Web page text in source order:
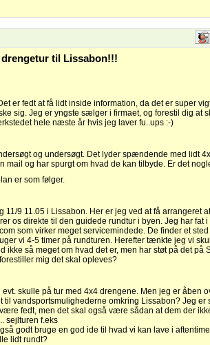
til Lissabon!!!
er fedt at få lidt inside information, da det er super
sig. Jeg er yngste sælger i firmaet, og forestil dig at
hele næste år hvis jeg laver fu..ups :-)
og undersøgt. Det lyder spændende med lidt
mail og har spurgt om hvad de kan tilbyde. Er det
er som følger.
11/9 11.05 i Lissabon. Her er jeg ved at få arrangeret
os direkte til den guidede rundtur i byen. Jeg har fat i
som virker meget servicemindede. De finder et
vi 4-5 timer på rundturen. Herefter tænkte jeg vi
ikke så meget om hvad det er, men har støt på det på
mig det skal opleves?
evt. skulle på tur med 4x4 drengene. Men jeg er åben
til vandsportsmulighederne omkring Lissabon? Jeg er
fedt, men det skal også være sådan at dem der
sejlturen f.eks
godt bruge en god ide til hvad vi kan lave i
lidt rundt?